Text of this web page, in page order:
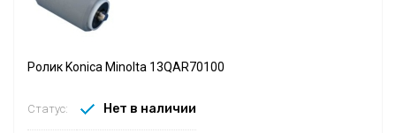
Ролик Konica Minolta 13QAR70100
Статус: Нет в наличии